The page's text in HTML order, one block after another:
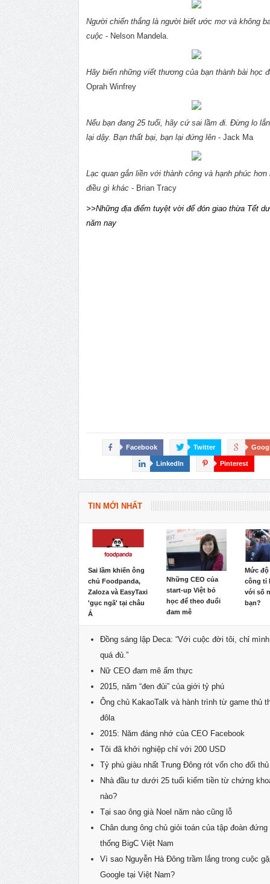
Người chiến thắng là người biết ước mơ và không
cuộc - Nelson Mandela.
Hãy biến những viết thương của bạn thành bài học
Oprah Winfrey
Nếu bạn đang 25 tuổi, hãy cứ sai lầm đi. Đừng lo
lại dậy. Bạn thất bại, bạn lại đứng lên - Jack Ma
Lạc quan gắn liền với thành công và hạnh phúc hơn
điều gì khác - Brian Tracy
>>Những địa điểm tuyệt vời để đón giao thừa Tết
năm nay
Facebook Twitter
LinkedIn Pinterest
TIN MỚI NHẤT
Sai lầm khiến ông
chủ Foodpanda,
Zaloza và EasyTaxi
'gục ngã' tại châu
Á
Những CEO của
start-up Việt bỏ
học để theo đuổi
đam mê
Mức
công tỉ
với số
bạn?
Đồng sáng lập Deca: “Với cuộc đời tôi, chỉ
quá đủ.”
Nữ CEO đam mê ẩm thực
2015, năm “đen đủi” của giới tỷ phú
Ông chủ KakaoTalk và hành trình từ game thủ
đôla
2015: Năm đáng nhớ của CEO Facebook
Tôi đã khởi nghiệp chỉ với 200 USD
Tỷ phú giàu nhất Trung Đông rót vốn cho đối thủ
Nhà đầu tư dưới 25 tuổi kiếm tiền từ chứng
nào?
Tại sao ông già Noel năm nào cũng lỗ
Chân dung ông chủ giỏi toán của tập đoàn đứng
thống BigC Việt Nam
Vì sao Nguyễn Hà Đông trầm lắng trong cuộc
Google tại Việt Nam?